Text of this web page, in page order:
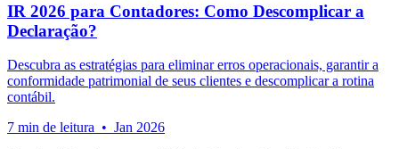
IR 2026 para Contadores: Como Descomplicar a
Declaração?
Descubra as estratégias para eliminar erros operacionais, garantir a
conformidade patrimonial de seus clientes e descomplicar a rotina
contábil.
7 min de leitura • Jan 2026